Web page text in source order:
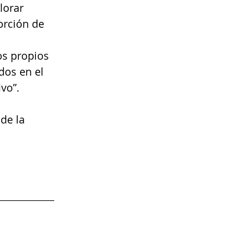
de
propios
en el
la